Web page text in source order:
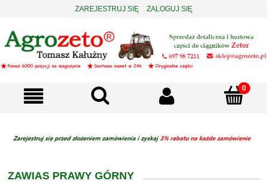
ZAREJESTRUJ SIĘ ZALOGUJ SIĘ
ZAWIAS PRAWY GÓRNY